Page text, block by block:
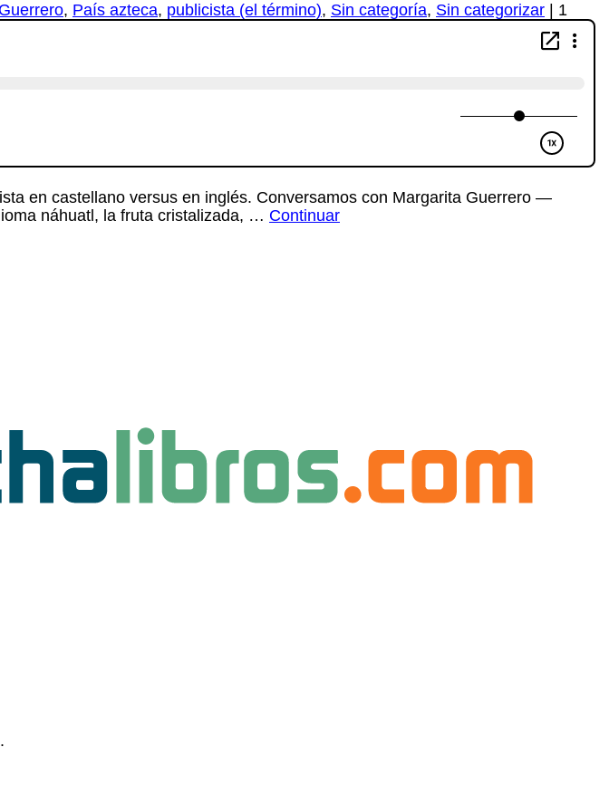
, País azteca, publicista (el término), Sin categoría, Sin categorizar 1
en castellano versus en inglés. Conversamos con Margarita Guerrero —
náhuatl, la fruta cristalizada, … Continuar